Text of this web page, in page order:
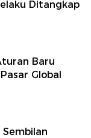
Ditangkap
Baru
Global